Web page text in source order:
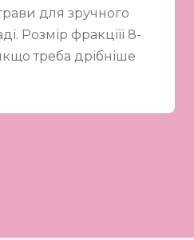
для зручного
Розмір фракціїї 8-
треба дрібніше